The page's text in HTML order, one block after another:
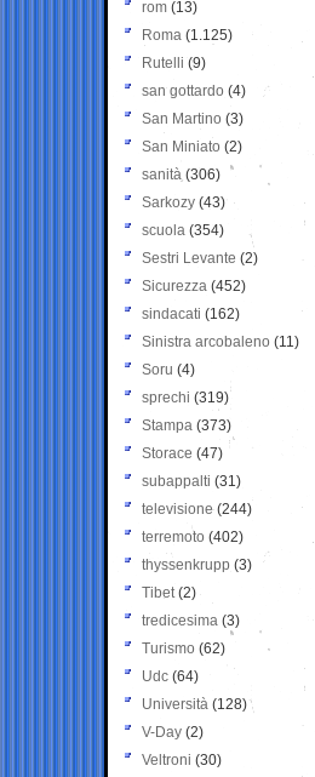
rom (13)
Roma (1.125)
Rutelli (9)
san gottardo (4)
San Martino (3)
San Miniato (2)
sanità (306)
Sarkozy (43)
scuola (354)
Sestri Levante (2)
Sicurezza (452)
sindacati (162)
Sinistra arcobaleno (11)
Soru (4)
sprechi (319)
Stampa (373)
Storace (47)
subappalti (31)
televisione(244)
terremoto (402)
thyssenkrupp (3)
Tibet(2)
tredicesima (3)
Turismo (62)
Udc (64)
Università (128)
V-Day (2)
Veltroni (30)